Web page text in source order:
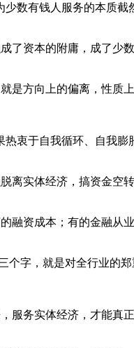
有钱人服务的本质截
资本的附庸，成了少
方向上的偏离，性质上
于自我循环、自我膨
实体经济，搞资金空
资成本；有的金融从
字，就是对全行业的郑
务实体经济，才能真